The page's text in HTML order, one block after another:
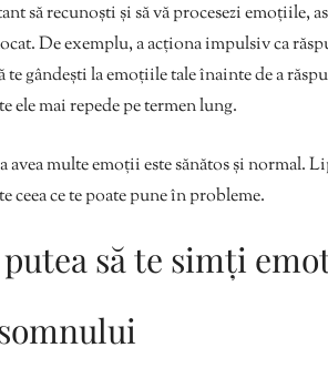
să recunoști și să vă procesezi emoțiile,
De exemplu, a acționa impulsiv ca
te gândești la emoțiile tale înainte de a
ele mai repede pe termen lung.
avea multe emoții este sănătos și normal.
ceea ce te poate pune în probleme.
să te simți